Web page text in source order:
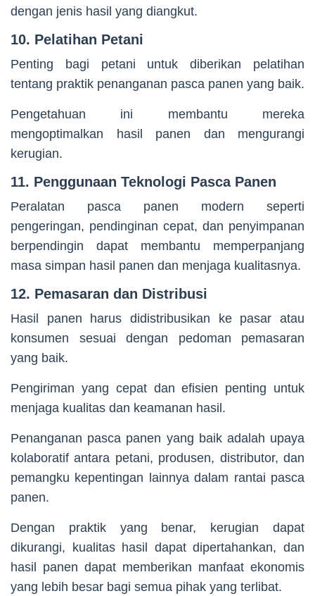
dengan jenis hasil yang diangkut.
10. Pelatihan Petani
Penting bagi petani untuk diberikan pelatihan
tentang praktik penanganan pasca panen yang baik.
Pengetahuan ini membantu mereka
mengoptimalkan hasil panen dan mengurangi
kerugian.
11. Penggunaan Teknologi Pasca Panen
Peralatan pasca panen modern seperti
pengeringan, pendinginan cepat, dan penyimpanan
berpendingin dapat membantu memperpanjang
masa simpan hasil panen dan menjaga kualitasnya.
12. Pemasaran dan Distribusi
Hasil panen harus didistribusikan ke pasar atau
konsumen sesuai dengan pedoman pemasaran
yang baik.
Pengiriman yang cepat dan efisien penting untuk
menjaga kualitas dan keamanan hasil.
Penanganan pasca panen yang baik adalah upaya
kolaboratif antara petani, produsen, distributor, dan
pemangku kepentingan lainnya dalam rantai pasca
panen.
Dengan praktik yang benar, kerugian dapat
dikurangi, kualitas hasil dapat dipertahankan, dan
hasil panen dapat memberikan manfaat ekonomis
yang lebih besar bagi semua pihak yang terlibat.